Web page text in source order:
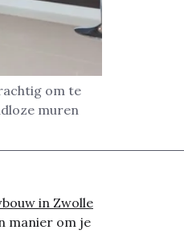
om te
muren
in Zwolle
manier om je